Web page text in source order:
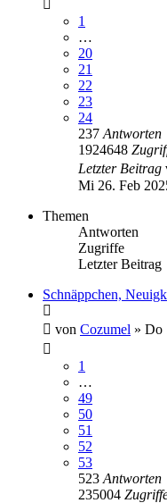
1
…
20
21
22
23
24
237 Antworten
1924648
Letzter Beitrag
Mi 26. Feb
Themen
Antworten
Zugriffe
Letzter Beitrag
Schnäppchen,
von Cozumel » Do
1
…
49
50
51
52
53
523 Antworten
235004